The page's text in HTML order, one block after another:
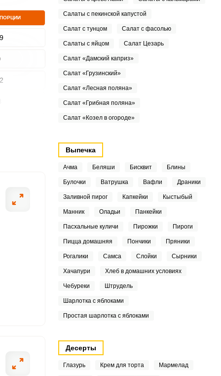
Салаты с пекинской капустой
Салат с тунцом Салат с фасолью
Салаты с яйцом Салат Цезарь
Салат «Дамский каприз»
Салат «Грузинский»
Салат «Лесная поляна»
Салат «Грибная поляна»
Салат «Козел в огороде»
Выпечка
Ачма Беляши Бисквит Блины
Булочки Ватрушка Вафли Драники
Заливной пирог Капкейки Кыстыбый
Манник Оладьи Панкейки
Пасхальные куличи Пирожки Пироги
Пицца домашняя Пончики Пряники
Рогалики Самса Слойки Сырники
Хачапури Хлеб в домашних условиях
Чебуреки Штрудель
Шарлотка с яблоками
Простая шарлотка с яблоками
Десерты
Глазурь Крем для торта Мармелад
ШАГ